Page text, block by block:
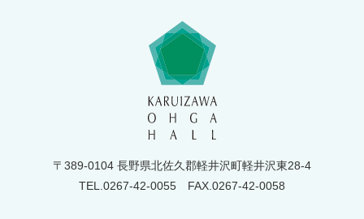
〒389-0104 長野県北佐久郡軽井沢町軽井沢東28-4
TEL.0267-42-0055 FAX.0267-42-0058